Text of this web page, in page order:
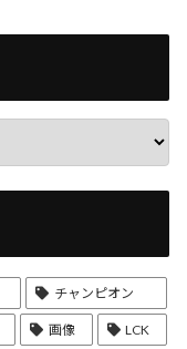
チャンピオン
画像 LCK